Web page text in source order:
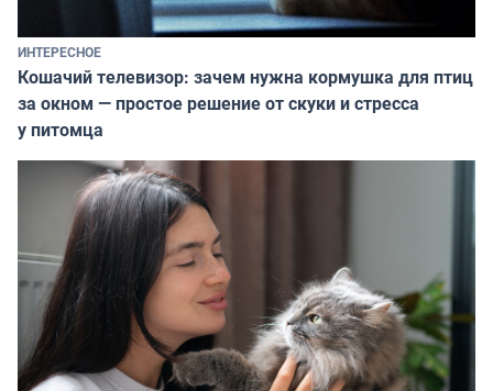
ИНТЕРЕСНОЕ
Кошачий телевизор: зачем нужна кормушка для птиц
за окном — простое решение от скуки и стресса
у питомца